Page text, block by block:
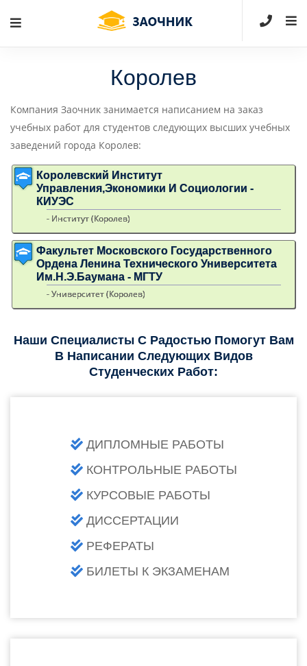
Королев
Компания Заочник занимается написанием на заказ
учебных работ для студентов следующих высших учебных
заведений города Королев:
Королевский Институт
Управления,экономики И Социологии -
КИУЭС
- Институт (Королев)
Факультет Московского Государственного
Ордена Ленина Технического Университета
Им.Н.Э.Баумана - МГТУ
- Университет (Королев)
Наши Специалисты С Радостью Помогут Вам
В Написании Следующих Видов
Студенческих Работ:
ДИПЛОМНЫЕ РАБОТЫ
КОНТРОЛЬНЫЕ РАБОТЫ
КУРСОВЫЕ РАБОТЫ
ДИССЕРТАЦИИ
РЕФЕРАТЫ
БИЛЕТЫ К ЭКЗАМЕНАМ